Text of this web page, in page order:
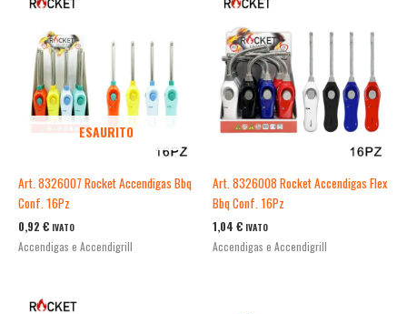
ESAURITO
Art. 8326007 Rocket Accendigas Bbq
Conf. 16Pz
0,92 € IVATO
Accendigas e Accendigrill
Art. 8326008 Rocket Accendigas Flex
Bbq Conf. 16Pz
1,04 € IVATO
Accendigas e Accendigrill